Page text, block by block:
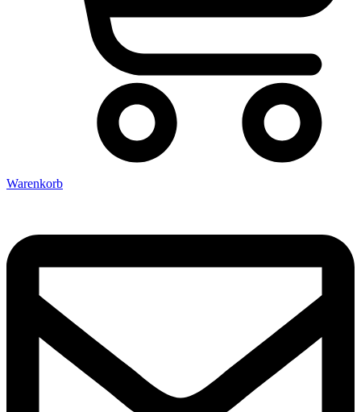
Warenkorb